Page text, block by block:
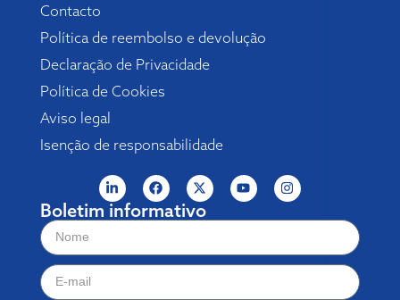
Contacto
Política de reembolso e devolução
Declaração de Privacidade
Política de Cookies
Aviso legal
Isenção de responsabilidade
Boletim informativo